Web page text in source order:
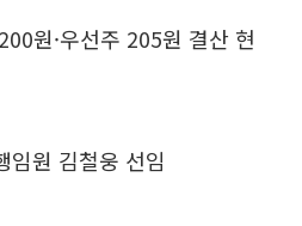
원·우선주 205원 결산 현
원 김철웅 선임